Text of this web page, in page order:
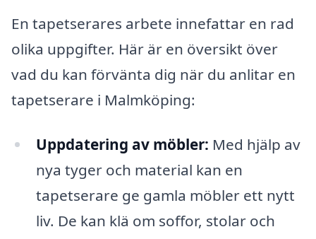
En tapetserares arbete innefattar en rad
olika uppgifter. Här är en översikt över
vad du kan förvänta dig när du anlitar en
tapetserare i Malmköping:
Uppdatering av möbler: Med hjälp av
nya tyger och material kan en
tapetserare ge gamla möbler ett nytt
liv. De kan klä om soffor, stolar och